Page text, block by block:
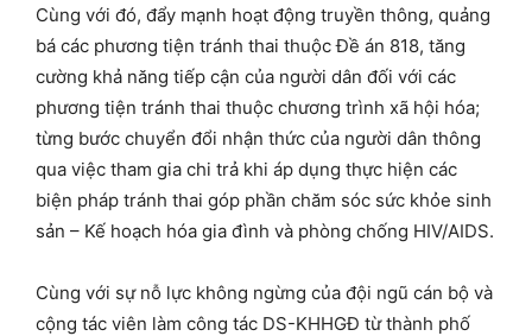
Cùng với đó, đẩy mạnh hoạt động truyền thông, quảng
bá các phương tiện tránh thai thuộc Đề án 818, tăng
cường khả năng tiếp cận của người dân đối với các
phương tiện tránh thai thuộc chương trình xã hội hóa;
từng bước chuyển đổi nhận thức của người dân thông
qua việc tham gia chi trả khi áp dụng thực hiện các
biện pháp tránh thai góp phần chăm sóc sức khỏe sinh
sản – Kế hoạch hóa gia đình và phòng chống HIV/AIDS.
Cùng với sự nỗ lực không ngừng của đội ngũ cán bộ và
cộng tác viên làm công tác DS-KHHGĐ từ thành phố